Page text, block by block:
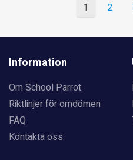
1 2
Information
Om School Parrot
Riktlinjer för omdömen
FAQ
Kontakta oss